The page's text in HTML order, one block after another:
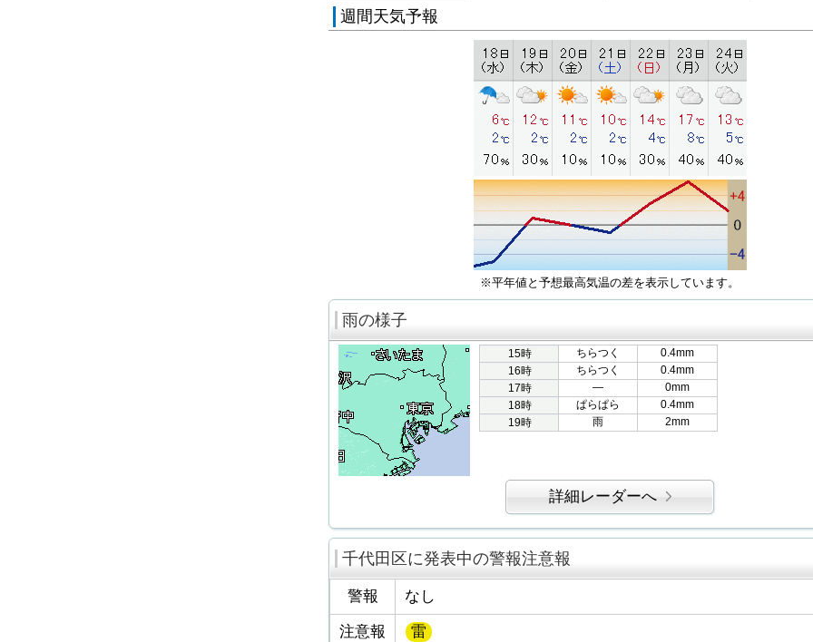
週間天気予報
※平年値と予想最高気温の差を表示しています。
雨の様子
15時 ちらつく
0.4mm
16時
ちらつく
0.4mm
17時
―
0mm
18時
ぱらぱら
0.4mm
19時
雨 2mm
詳細レーダーへ
千代田区に発表中の警報注意報
警報 なし
注意報 雷